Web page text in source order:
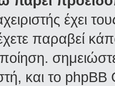
έχει
παραβεί
και το